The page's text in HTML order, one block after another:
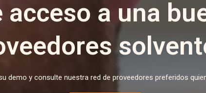
acceso a una
demo y consulte nuestra red de proveedores preferidos